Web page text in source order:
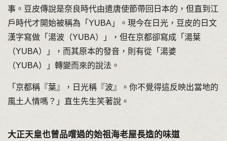
事。豆皮傳說是奈良時代由遣唐使節帶回日本的，但直到江
戶時代才開始被稱為「YUBA」。現今在日光，豆皮的日文
漢字寫做「湯波（YUBA）」，但在京都卻寫成「湯葉
（YUBA）」，而其原本的發音，則有從「湯婆
（YUBA）」轉變而來的說法。
「京都稱『葉』，日光稱『波』。你不覺得這反映出當地的
風土人情嗎？」直生先生笑著說。
大正天皇也曾品嚐過的始祖海老屋長造的味道